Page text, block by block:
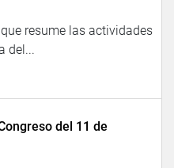
resume las actividades
del...
del 11 de